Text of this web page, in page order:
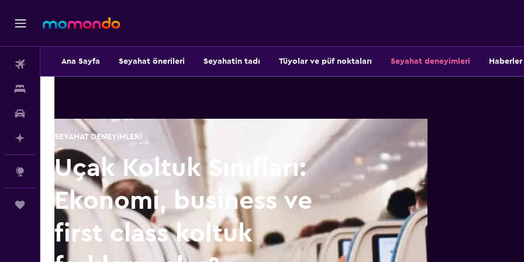
Uçak Bileti
AI ile Planla
Explore
Trips
Ana Sayfa Seyahat önerileri Seyahatin tadı Tüyolar ve püf noktaları Seyahat deneyimleri Haberler
SEYAHAT DENEYIMLERI
Uçak Koltuk Sınıfları:
Ekonomi, business ve
first class koltuk